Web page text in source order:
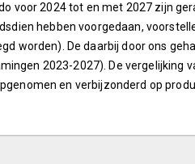
voor 2024 tot en met 2027 zijn
hebben voorgedaan,
worden). De daarbij door ons
2023-2027). De vergelijking
en verbijzonderd op